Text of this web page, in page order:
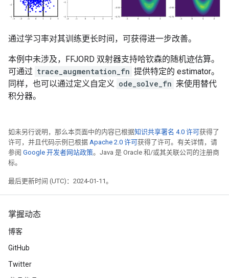
通过学习率对其训练更长时间，可获得进一步改善。
本例中未涉及，FFJORD 双射器支持哈钦森的随机迹估算。
可通过 trace_augmentation_fn 提供特定的 estimator。
同样，也可以通过定义自定义 ode_solve_fn 来使用替代
积分器。
如未另行说明，那么本页面中的内容已根据知识共享署名 4.0 许可获得了
许可，并且代码示例已根据 Apache 2.0 许可获得了许可。有关详情，请
参阅 Google 开发者网站政策。Java 是 Oracle 和/或其关联公司的注册商
标。
最后更新时间 (UTC)：2024-01-11。
掌握动态
博客
GitHub
Twitter